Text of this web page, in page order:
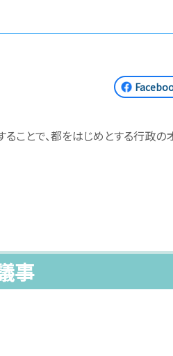
とで、都をはじめとする行政の
事